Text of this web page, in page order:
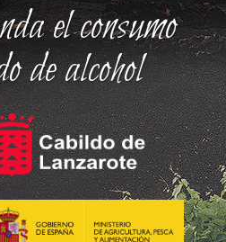
el consumo
de alcohol